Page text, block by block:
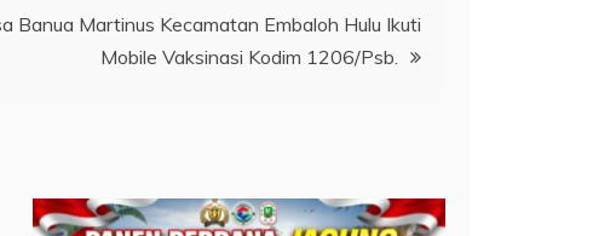
Banua Martinus Kecamatan Embaloh Hulu Ikuti
Mobile Vaksinasi Kodim 1206/Psb.